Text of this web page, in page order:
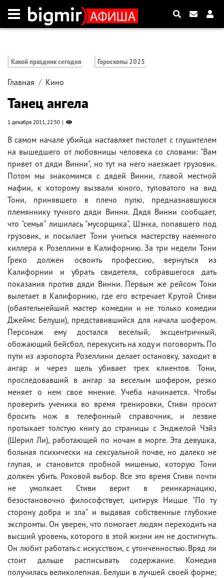
Какой праздник сегодня Гороскопы 2025
Главная Кино
Танец ангела
1 декабря 2011, 22:50
В самом начале убийца наставляет пистолет с глушителем
на вышедшего от любовницы человека со словами: "Вам
привет от дяди Винни", но тут на него наезжает грузовик.
Потом мы знакомимся с дядей Винни, главой местной
мафии, к которому вызвали юного, туповатого на вид
Тони, принявшего в плечо пулю, предназнавшуюся
племяннику тучного дяди Винни. Дядя Винни сообщает,
что "семья" лишилась "мусорщика", Шэнка, попавшего под
грузовик, и посылает Тони учиться мастерству наемного
киллера к Розеллини в Калифорнию. За три недели Тони
Греко должен освоить профессию, вернуться из
Калифорнии и убрать свидетеля, собравшегося дать
показания против дяди Винни. Первым же рейсом Тони
вылетает в Калифорнию, где его встречает Крутой Стиви
(обаятельнейший мастер комедии и не только комедии
Джеймс Белуши), представившийся для начала шофером.
Персонаж ему достался веселый, эксцентричный,
обожающий бейсбол, перекусить на ходу и поговорить. По
пути из аэропорта Розеллини делает остановку, заходит в
ангар и через щель убивает трех клиентов. Тони,
проследовавший в ангар за веселым шофером, резко
меняет о нем свое мнение. Учеба начинается. Чтобы
проверить ученика во время тренировки, Стиви просит
бросить нож в телефонный справочник, и лезвие
протыкает толстую книгу до страницы с Энджелой Чэйз
(Шерил Ли), работающей по ночам в морге. Эта девушка,
больная психически на сексуальной почве, но далеко не
глупая, и становится пробной мишенью, которую Тони
должен убить. Роковой выбор. Все это время Стиви почти
не умолкает. Стиви верит в реинкарнацию,
безостановочно философствует, цитируя Ницше "По ту
сторону добра и зла" и выдавая собственные глубокие
экспромты. Он уверен, что помогает людям переходить на
высший уровень, которого в этой жизни им не достигнуть.
Он любит работать с искусством, с утонченностью. Вряд ли
стоит дальше расписывать содержание. Комедия
получилась великолепная. Белуши в лучшей своей форме;